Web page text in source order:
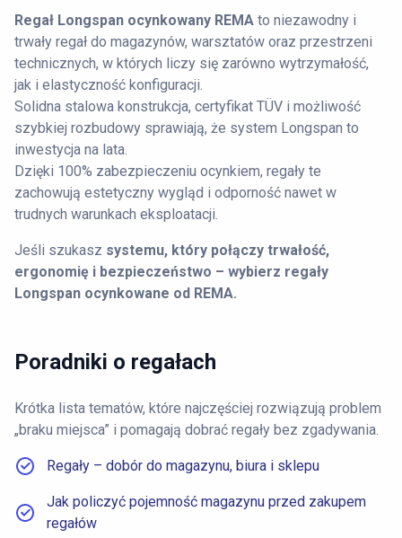
Regał Longspan ocynkowany REMA to niezawodny i
trwały regał do magazynów, warsztatów oraz przestrzeni
technicznych, w których liczy się zarówno wytrzymałość,
jak i elastyczność konfiguracji.
Solidna stalowa konstrukcja, certyfikat TÜV i możliwość
szybkiej rozbudowy sprawiają, że system Longspan to
inwestycja na lata.
Dzięki 100% zabezpieczeniu ocynkiem, regały te
zachowują estetyczny wygląd i odporność nawet w
trudnych warunkach eksploatacji.
Jeśli szukasz systemu, który połączy trwałość,
ergonomię i bezpieczeństwo – wybierz regały
Longspan ocynkowane od REMA.
Poradniki o regałach
Krótka lista tematów, które najczęściej rozwiązują problem
„braku miejsca” i pomagają dobrać regały bez zgadywania.
Regały – dobór do magazynu, biura i sklepu
Jak policzyć pojemność magazynu przed zakupem
regałów